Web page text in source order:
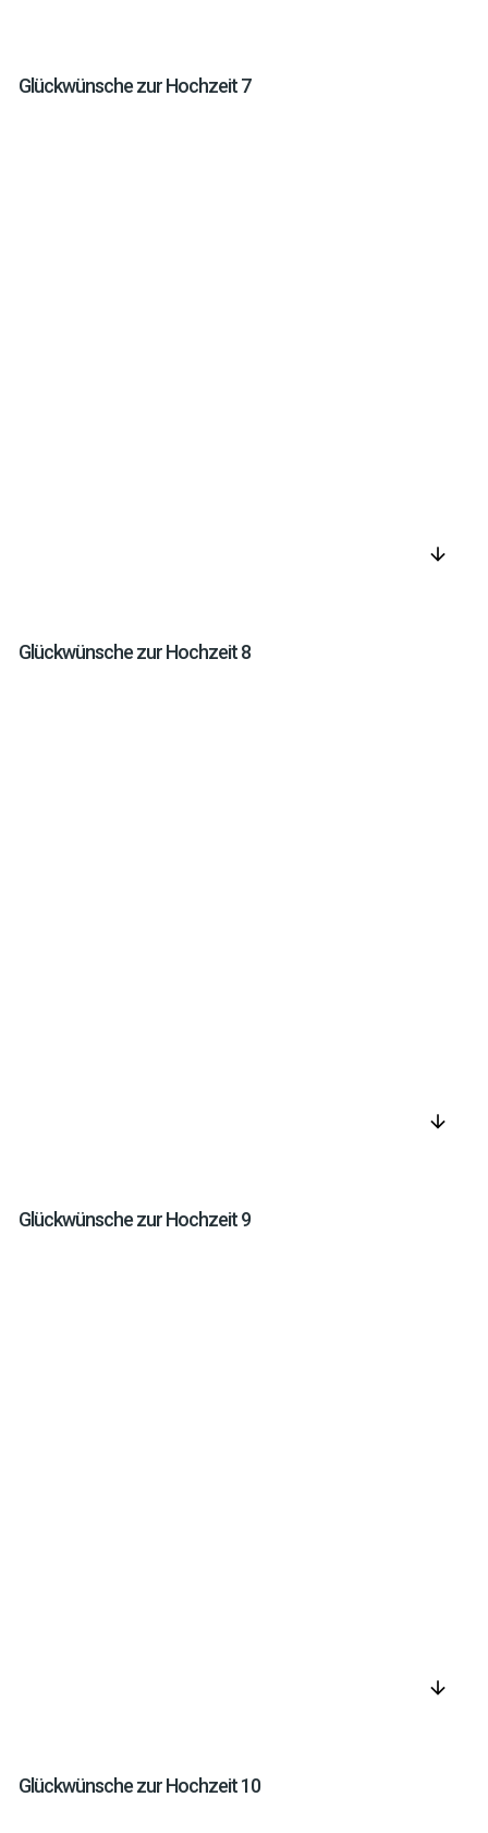
Glückwünsche zur Hochzeit 7
arrow_downward
Glückwünsche zur Hochzeit 8
arrow_downward
Glückwünsche zur Hochzeit 9
arrow_downward
Glückwünsche zur Hochzeit 10